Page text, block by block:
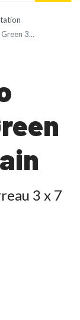
3...
3 x 7